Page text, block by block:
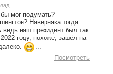
мог подумать?
Наверняка тогда
ведь наш президент был так
году, похоже, зашёл на
...
Посмотреть